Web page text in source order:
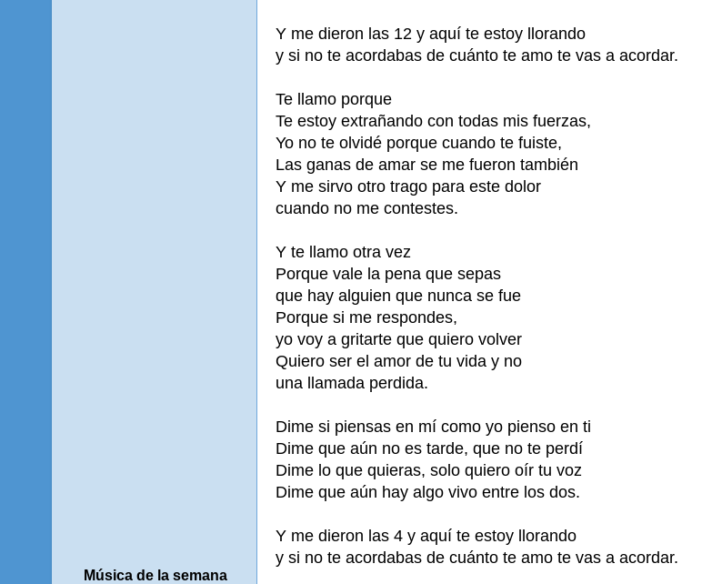
Y me dieron las 12 y aquí te estoy llorando
y si no te acordabas de cuánto te amo te vas a acordar.
Te llamo porque
Te estoy extrañando con todas mis fuerzas,
Yo no te olvidé porque cuando te fuiste,
Las ganas de amar se me fueron también
Y me sirvo otro trago para este dolor
cuando no me contestes.
Y te llamo otra vez
Porque vale la pena que sepas
que hay alguien que nunca se fue
Porque si me respondes,
yo voy a gritarte que quiero volver
Quiero ser el amor de tu vida y no
una llamada perdida.
Dime si piensas en mí como yo pienso en ti
Dime que aún no es tarde, que no te perdí
Dime lo que quieras, solo quiero oír tu voz
Dime que aún hay algo vivo entre los dos.
Y me dieron las 4 y aquí te estoy llorando
y si no te acordabas de cuánto te amo te vas a acordar.
Música de la semana